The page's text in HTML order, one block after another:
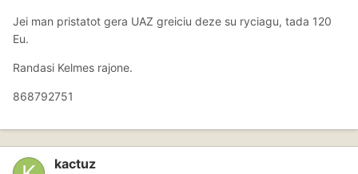
Jei man pristatot gera UAZ greiciu deze su ryciagu, tada 120
Eu.
Randasi Kelmes rajone.
868792751
kactuz